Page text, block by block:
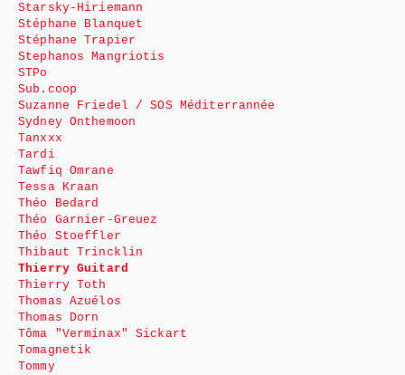
Starsky-Hiriemann
Stéphane Blanquet
Stéphane Trapier
Stephanos Mangriotis
STPo
Sub.coop
Suzanne Friedel / SOS Méditerrannée
Sydney Onthemoon
Tanxxx
Tardi
Tawfiq Omrane
Tessa Kraan
Théo Bedard
Théo Garnier-Greuez
Théo Stoeffler
Thibaut Trincklin
Thierry Guitard
Thierry Toth
Thomas Azuélos
Thomas Dorn
Tôma "Verminax" Sickart
Tomagnetik
Tommy